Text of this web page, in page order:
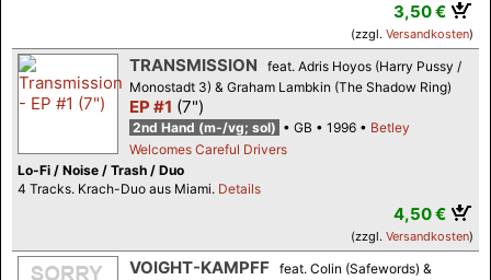
3,50 €
(zzgl. Versandkosten)
TRANSMISSION
feat. Adris Hoyos (Harry Pussy /
Monostadt 3) & Graham Lambkin (The Shadow Ring)
EP #1 (7")
2nd Hand (m-/vg; sol) GB 1996
Betley
Welcomes Careful Drivers
Lo-Fi / Noise / Trash / Duo
4 Tracks. Krach-Duo aus Miami. Details
4,50 €
(zzgl. Versandkosten)
VOIGHT-KAMPFF feat. Colin (Safewords) &